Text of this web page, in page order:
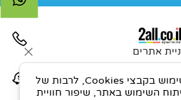
אתרים
לידיעתך, באתרנו נעשה שימוש בקבצי Cookies, לרבות של
השימוש באתר, שיפור חוויית